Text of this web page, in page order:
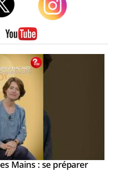
Mains : se préparer